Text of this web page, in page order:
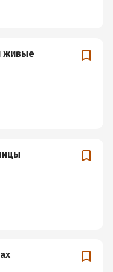
живые